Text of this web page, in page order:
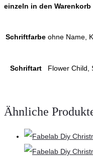
einzeln in den Warenkorb
Schriftfarbe ohne Name,
Schriftart Flower Child,
Ähnliche